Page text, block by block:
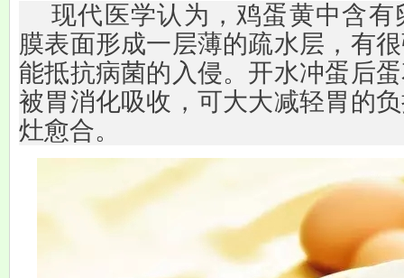
现代医学认为，鸡蛋黄中含
膜表面形成一层薄的疏水层，有
能抵抗病菌的入侵。开水冲蛋后
被胃消化吸收，可大大减轻胃的
灶愈合。